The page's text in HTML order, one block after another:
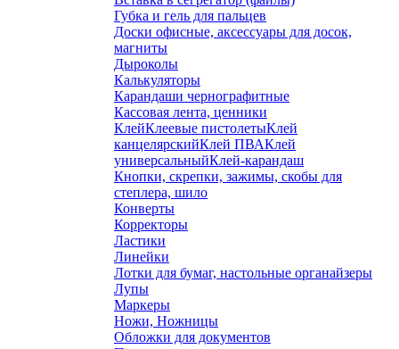
Губка и гель для пальцев
Доски офисные, аксессуары для досок,
магниты
Дыроколы
Калькуляторы
Карандаши чернографитные
Кассовая лента, ценники
КлейКлеевые пистолетыКлей
канцелярскийКлей ПВАКлей
универсальныйКлей-карандаш
Кнопки, скрепки, зажимы, скобы для
степлера, шило
Конверты
Корректоры
Ластики
Линейки
Лотки для бумаг, настольные органайзеры
Лупы
Маркеры
Ножи, Ножницы
Обложки для документов